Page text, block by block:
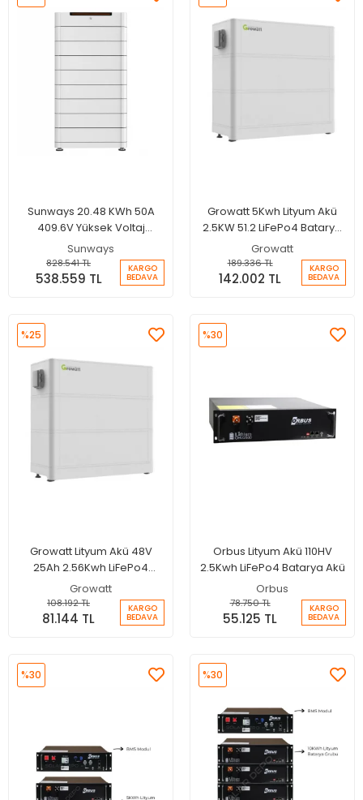
Sunways 20.48 KWh 50A
409.6V Yüksek Voltaj
LiFePo4 Lityum Batarya
Sunways
828.541 TL
538.559 TL
KARGO
BEDAVA
Growatt 5Kwh Lityum Akü
2.5KW 51.2 LiFePo4 Batarya
Akü
Growatt
189.336 TL
142.002 TL
KARGO
BEDAVA
Growatt Lityum Akü 48V
25Ah 2.56Kwh LiFePo4
Batarya Akü
Growatt
%25
108.192 TL
81.144 TL
KARGO
BEDAVA
Orbus Lityum Akü 110HV
2.5Kwh LiFePo4 Batarya Akü
Orbus
%30
78.750 TL
55.125 TL
KARGO
BEDAVA
%30 %30